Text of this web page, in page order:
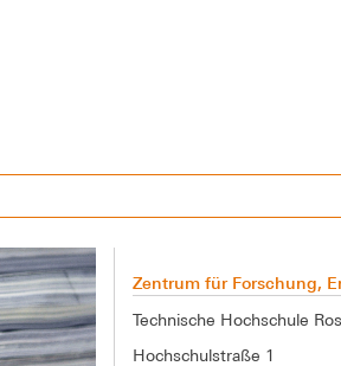
Zentrum für Forschung,
Technische Hochschule
Hochschulstraße 1